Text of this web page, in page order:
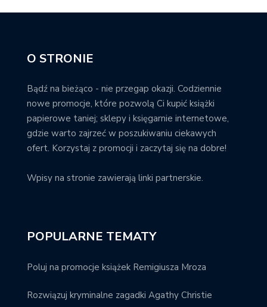
O STRONIE
Bądź na bieżąco - nie przegap okazji. Codziennie
nowe promocje, które pozwolą Ci kupić książki
papierowe taniej; sklepy i księgarnie internetowe,
gdzie warto zajrzeć w poszukiwaniu ciekawych
ofert. Korzystaj z promocji i zaczytaj się na dobre!
Wpisy na stronie zawierają linki partnerskie.
POPULARNE TEMATY
Poluj na promocje książek Remigiusza Mroza
Rozwiązuj kryminalne zagadki Agathy Christie